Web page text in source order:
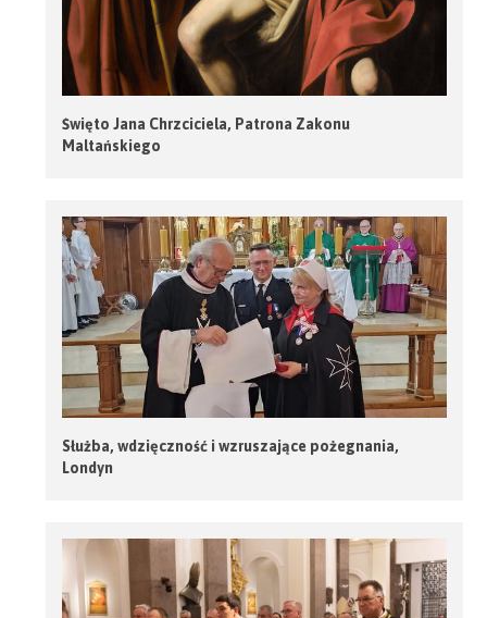
Święto Jana Chrzciciela, Patrona Zakonu
Maltańskiego
Służba, wdzięczność i wzruszające pożegnania,
Londyn